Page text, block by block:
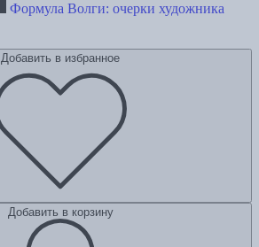
Формула Волги: очерки художника
Добавить в избранное
Добавить в корзину